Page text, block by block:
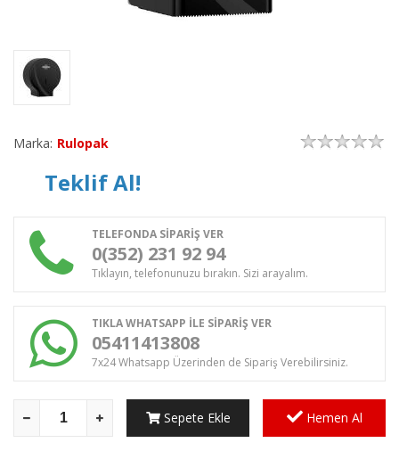
Marka: Rulopak
Teklif Al!
TELEFONDA SİPARİŞ VER
0(352) 231 92 94
Tıklayın, telefonunuzu bırakın. Sizi arayalım.
TIKLA WHATSAPP İLE SİPARİŞ VER
05411413808
7x24 Whatsapp Üzerinden de Sipariş Verebilirsiniz.
Sepete Ekle Hemen Al